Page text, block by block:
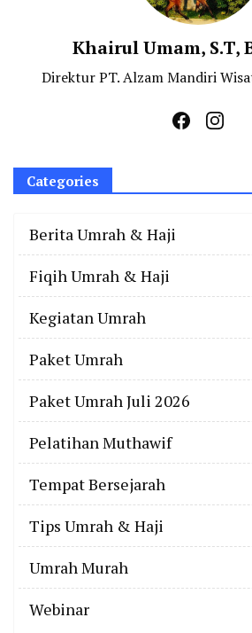
Khairul Umam, S.T,
Direktur PT. Alzam Mandiri
Categories
Berita Umrah & Haji
Fiqih Umrah & Haji
Kegiatan Umrah
Paket Umrah
Paket Umrah Juli 2026
Pelatihan Muthawif
Tempat Bersejarah
Tips Umrah & Haji
Umrah Murah
Webinar